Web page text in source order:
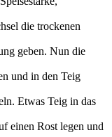
die trockenen
geben. Nun die
und in den Teig
Etwas Teig in das
einen Rost legen und